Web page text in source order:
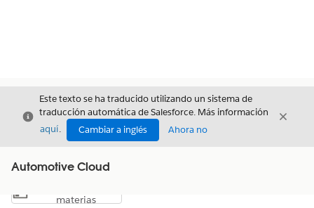
Cerrar
Este texto se ha traducido utilizando un sistema de
traducción automática de Salesforce. Más información
aquí. Cambiar a inglés Ahora no
Cerrar
Automotive Cloud
Mostrar índice de materias
materias